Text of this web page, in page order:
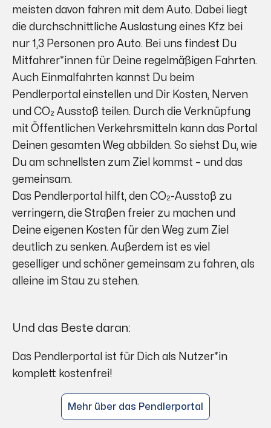
meisten davon fahren mit dem Auto. Dabei liegt
die durchschnittliche Auslastung eines Kfz bei
nur 1,3 Personen pro Auto. Bei uns findest Du
Mitfahrer*innen für Deine regelmäßigen Fahrten.
Auch Einmalfahrten kannst Du beim
Pendlerportal einstellen und Dir Kosten, Nerven
und CO₂ Ausstoß teilen. Durch die Verknüpfung
mit Öffentlichen Verkehrsmitteln kann das Portal
Deinen gesamten Weg abbilden. So siehst Du, wie
Du am schnellsten zum Ziel kommst – und das
gemeinsam.
Das Pendlerportal hilft, den CO₂-Ausstoß zu
verringern, die Straßen freier zu machen und
Deine eigenen Kosten für den Weg zum Ziel
deutlich zu senken. Außerdem ist es viel
geselliger und schöner gemeinsam zu fahren, als
alleine im Stau zu stehen.
Und das Beste daran:
Das Pendlerportal ist für Dich als Nutzer*in
komplett kostenfrei!
Mehr über das Pendlerportal